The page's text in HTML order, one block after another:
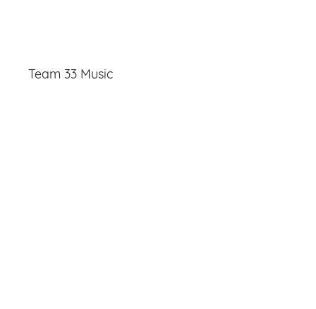
Team 33 Music